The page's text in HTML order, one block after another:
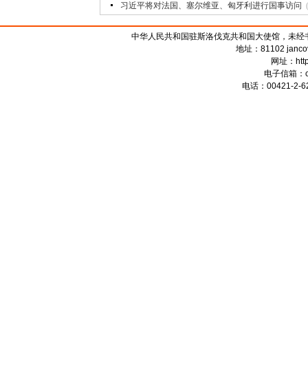
习近平将对法国、塞尔维亚、匈牙利进行国事访问
中华人民共和国驻斯洛伐克共和国大使馆，未
地址：81102
网址：
电子信箱：
电话：00421-2-